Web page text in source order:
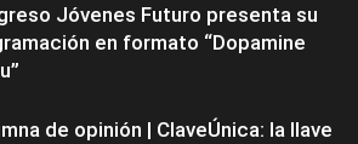
Jóvenes Futuro presenta su
en formato “Dopamine
de opinión | ClaveÚnica: la llave